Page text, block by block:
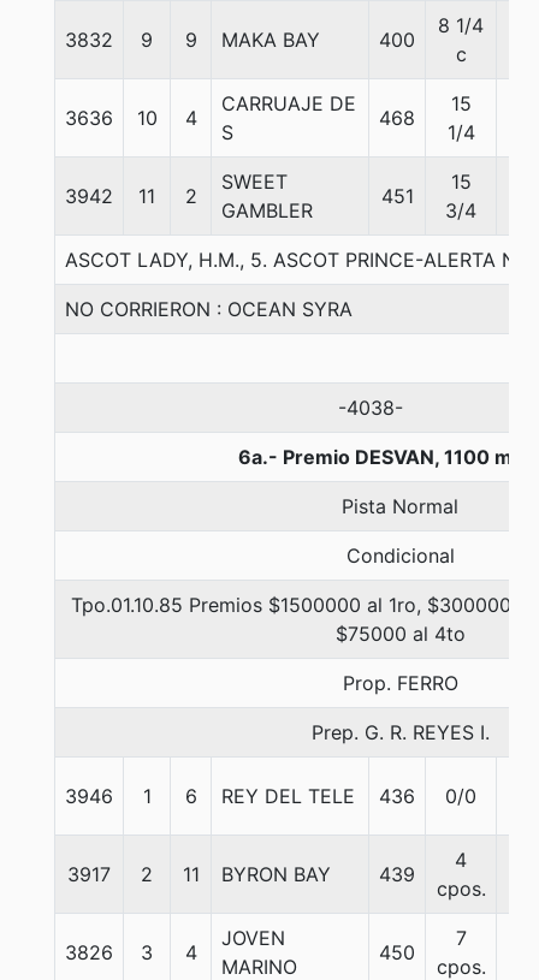
3832 9 9 MAKA BAY 400
8 1/4
c
3636 10 4
CARRUAJE DE
S
468
15
1/4
3942 11 2
SWEET
GAMBLER
451
15
3/4
ASCOT LADY, H.M., 5. ASCOT PRINCE-ALERTA
NO CORRIERON : OCEAN SYRA
-4038-
6a.- Premio DESVAN, 1100
Pista Normal
Condicional
Tpo.01.10.85 Premios $1500000 al 1ro, $300000
$75000 al 4to
Prop. FERRO
Prep. G. R. REYES I.
3946 1 6 REY DEL TELE 436 0/0
3917 2 11 BYRON BAY 439
4
cpos.
3826 3 4
JOVEN
MARINO
450
7
cpos.